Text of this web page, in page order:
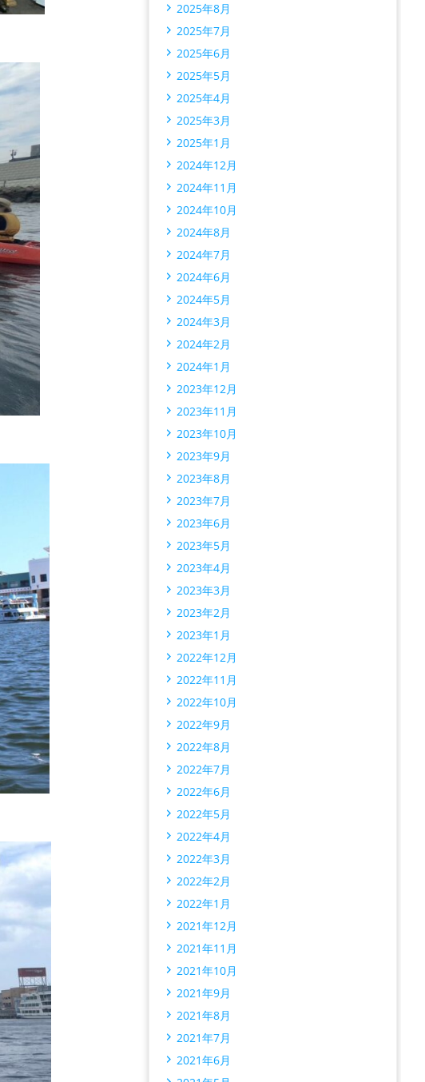
2025年8月
2025年7月
2025年6月
2025年5月
2025年4月
2025年3月
2025年1月
2024年12月
2024年11月
2024年10月
2024年8月
2024年7月
2024年6月
2024年5月
2024年3月
2024年2月
2024年1月
2023年12月
2023年11月
2023年10月
2023年9月
2023年8月
2023年7月
2023年6月
2023年5月
2023年4月
2023年3月
2023年2月
2023年1月
2022年12月
2022年11月
2022年10月
2022年9月
2022年8月
2022年7月
2022年6月
2022年5月
2022年4月
2022年3月
2022年2月
2022年1月
2021年12月
2021年11月
2021年10月
2021年9月
2021年8月
2021年7月
2021年6月